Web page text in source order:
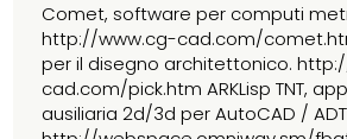
Comet, software per computi
http://www.cg-cad.com/
per il disegno architettonico.
cad.com/pick.htm ARKLisp TNT,
ausiliaria 2d/3d per AutoCAD /